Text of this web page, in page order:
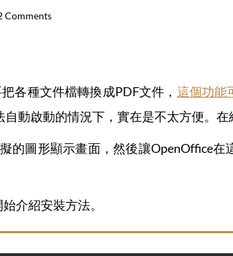
Comments
各種文件檔轉換成PDF文件， 這個功能
動啟動的情況下，實在是不太方便。
的圖形顯示畫面，然後讓OpenOffice
始介紹安裝方法。